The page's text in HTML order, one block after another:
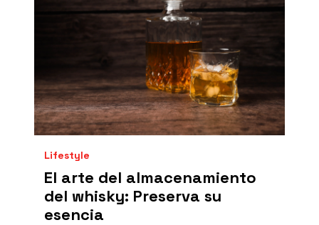
Lifestyle
El arte del almacenamiento
del whisky: Preserva su
esencia